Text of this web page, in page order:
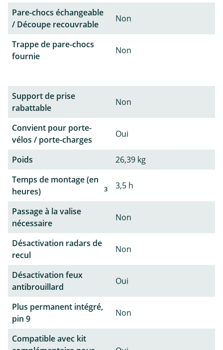
Pare-chocs échangeable
/ Découpe recouvrable
Non
Trappe de pare-chocs
fournie
Non
Support de prise
rabattable
Non
Convient pour porte-
vélos / porte-charges
Oui
Poids
26,39 kg
Temps de montage (en
heures)
3 3,5 h
Passage à la valise
nécessaire
Non
Désactivation radars de
recul
Non
Désactivation feux
antibrouillard
Oui
Plus permanent intégré,
pin 9
Non
Compatible avec kit